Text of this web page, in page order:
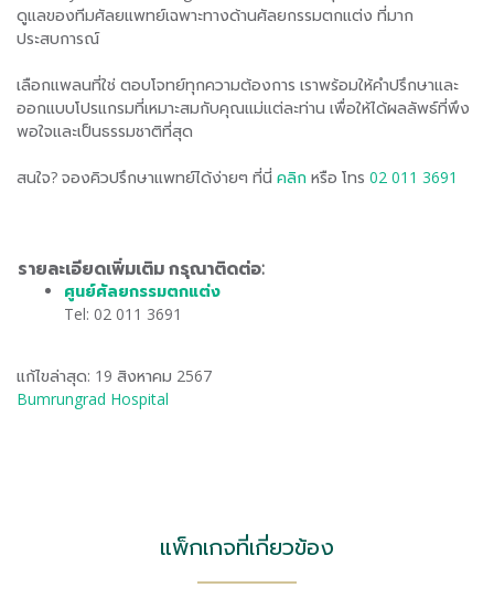
ดูแลของทีมศัลยแพทย์เฉพาะทางด้านศัลยกรรมตกแต่ง ที่มาก
ประสบการณ์
เลือกแพลนที่ใช่ ตอบโจทย์ทุกความต้องการ เราพร้อมให้คำปรึกษาและ
ออกแบบโปรแกรมที่เหมาะสมกับคุณแม่แต่ละท่าน เพื่อให้ได้ผลลัพธ์ที่พึง
พอใจและเป็นธรรมชาติที่สุด
สนใจ? จองคิวปรึกษาแพทย์ได้ง่ายๆ ที่นี่ คลิก หรือ โทร 02 011 3691
รายละเอียดเพิ่มเติม กรุณาติดต่อ:
ศูนย์ศัลยกรรมตกแต่ง
Tel: 02 011 3691
แก้ไขล่าสุด: 19 สิงหาคม 2567
Bumrungrad Hospital
แพ็กเกจที่เกี่ยวข้อง